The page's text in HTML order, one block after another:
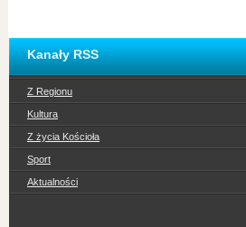
Kanały RSS
Z Regionu
Kultura
Z życia Kościoła
Sport
Aktualności